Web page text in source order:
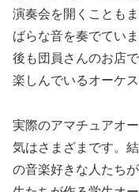
演奏会を開くことも
ばらな音を奏でてい
後も団員さんのお店
楽しんでいるオーケス
実際のアマチュアオ
気はさまざまです。
の音楽好きな人たち